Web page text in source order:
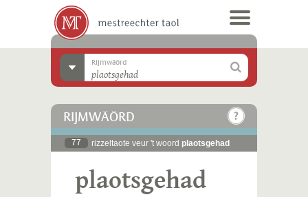
Rijmwäörd
RIJMWÄÖRD
77 rizzeltaote veur 't woord plaotsgehad
plaotsgehad